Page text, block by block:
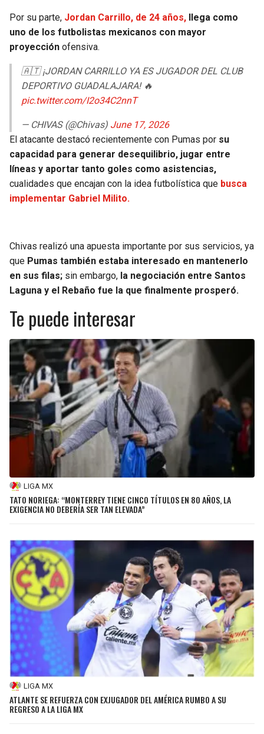
Por su parte, Jordan Carrillo, de 24 años, llega como
uno de los futbolistas mexicanos con mayor
proyección ofensiva.
🇦🇹 ¡JORDAN CARRILLO YA ES JUGADOR DEL CLUB
DEPORTIVO GUADALAJARA! 🔥
pic.twitter.com/I2o34C2nnT
— CHIVAS (@Chivas) June 17, 2026
El atacante destacó recientemente con Pumas por su
capacidad para generar desequilibrio, jugar entre
líneas y aportar tanto goles como asistencias,
cualidades que encajan con la idea futbolística que busca
implementar Gabriel Milito.
Chivas realizó una apuesta importante por sus servicios, ya
que Pumas también estaba interesado en mantenerlo
en sus filas; sin embargo, la negociación entre Santos
Laguna y el Rebaño fue la que finalmente prosperó.
Te puede interesar
LIGA MX
TATO NORIEGA: “MONTERREY TIENE CINCO TÍTULOS EN 80 AÑOS, LA
EXIGENCIA NO DEBERÍA SER TAN ELEVADA”
LIGA MX
ATLANTE SE REFUERZA CON EXJUGADOR DEL AMÉRICA RUMBO A SU
REGRESO A LA LIGA MX